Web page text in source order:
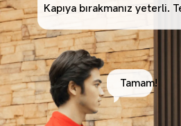
Kapıya bırakmanız yeterli.
Tamam!